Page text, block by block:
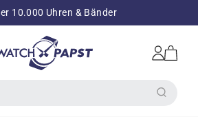
10.000 Uhren & Bänder
Einloggen
Warenkorb